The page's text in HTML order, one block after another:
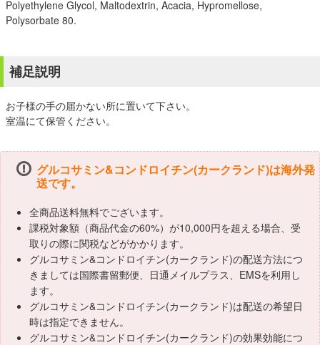
Polyethylene Glycol, Maltodextrin, Acacia, Hypromellose,
Polysorbate 80.
補足説明
お子様の手の届かない所に置いて下さい。
室温にて保管ください。
グルコサミン&コンドロイチン(カークランド)は海外発
送です。
全商品送料無料でございます。
課税対象額（商品代金の60%）が10,000円を超える場合、受
取りの際に関税などがかかります。
グルコサミン&コンドロイチン(カークランド)の配送方法につ
きましては国際書留郵便、日通メイルプラス、EMSを利用し
ます。
グルコサミン&コンドロイチン(カークランド)は配送の希望日
時は指定できません。
グルコサミン&コンドロイチン(カークランド)の効果効能につ